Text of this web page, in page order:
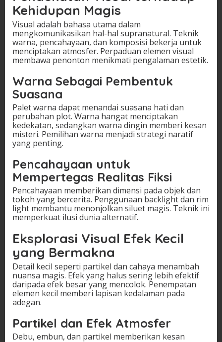
Kehidupan Magis
Visual adalah bahasa utama dalam
mengkomunikasikan hal-hal supranatural. Teknik
warna, pencahayaan, dan komposisi bekerja untuk
menciptakan atmosfer. Perpaduan elemen visual
membawa penonton menikmati pengalaman estetik.
Warna Sebagai Pembentuk
Suasana
Palet warna dapat menandai suasana hati dan
perubahan plot. Warna hangat menciptakan
kedekatan, sedangkan warna dingin memberi kesan
misteri. Pemilihan warna menjadi strategi naratif
yang penting.
Pencahayaan untuk
Mempertegas Realitas Fiksi
Pencahayaan memberikan dimensi pada objek dan
tokoh yang bercerita. Penggunaan backlight dan rim
light membantu menonjolkan siluet magis. Teknik ini
memperkuat ilusi dunia alternatif.
Eksplorasi Visual Efek Kecil
yang Bermakna
Detail kecil seperti partikel dan cahaya menambah
nuansa magis. Efek yang halus sering lebih efektif
daripada efek besar yang mencolok. Penempatan
elemen kecil memberi lapisan kedalaman pada
adegan.
Partikel dan Efek Atmosfer
Debu, embun, dan partikel memberikan kesan